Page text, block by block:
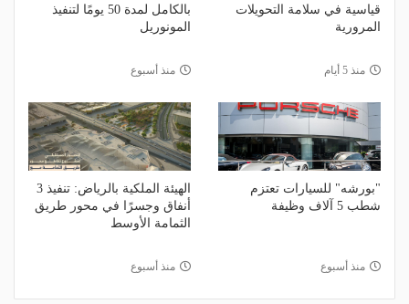
قياسية في سلامة التحويلات
المرورية
منذ 5 أيام
بالكامل لمدة 50 يومًا لتنفيذ
المونوريل
منذ أسبوع
"بورشه" للسيارات تعتزم
شطب 5 آلاف وظيفة
منذ أسبوع
الهيئة الملكية بالرياض: تنفيذ 3
أنفاق وجسرًا في محور طريق
الثمامة الأوسط
منذ أسبوع